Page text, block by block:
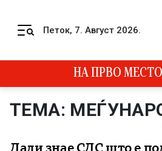
Петок, 7. Август 2026.
НА ПРВО МЕСТО
ТЕМА:
Дали знае СДС што е